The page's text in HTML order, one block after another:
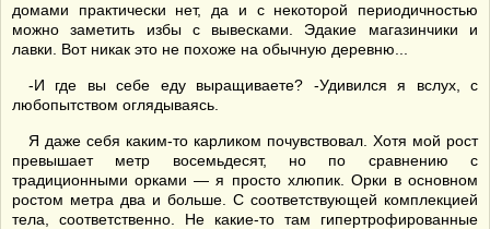
домами практически нет, да и с некоторой периодичностью
можно заметить избы с вывесками. Эдакие магазинчики и
лавки. Вот никак это не похоже на обычную деревню...
-И где вы себе еду выращиваете? -Удивился я вслух, с
любопытством оглядываясь.
Я даже себя каким-то карликом почувствовал. Хотя мой рост
превышает метр восемьдесят, но по сравнению с
традиционными орками — я просто хлюпик. Орки в основном
ростом метра два и больше. С соответствующей комплекцией
тела, соответственно. Не какие-то там гипертрофированные